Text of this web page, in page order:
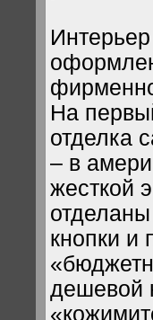
На
отделка
– в
жесткой
кнопки и
дешевой